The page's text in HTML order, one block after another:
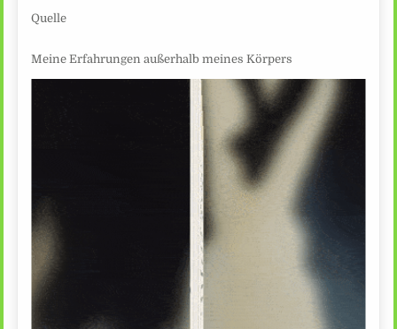
Quelle
Meine Erfahrungen außerhalb meines Körpers